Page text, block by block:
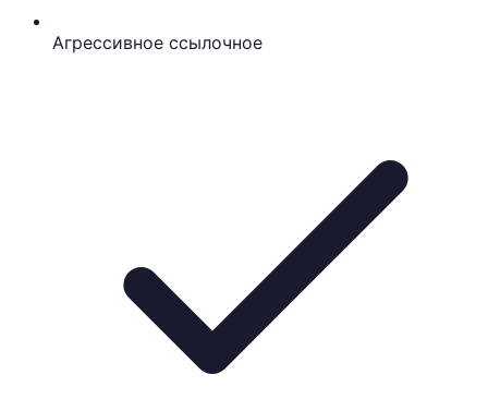
Агрессивное ссылочное